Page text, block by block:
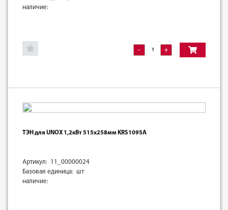
наличие:
- +
ТЭН для UNOX 1,2кВт 515х258мм KRS1095A
Артикул: 11_00000024
Базовая единица: шт
наличие: